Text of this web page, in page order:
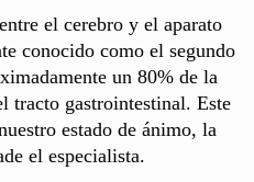
el cerebro y el aparato
conocido como el segundo
un 80% de la
tracto gastrointestinal. Este
estado de ánimo, la
el especialista.